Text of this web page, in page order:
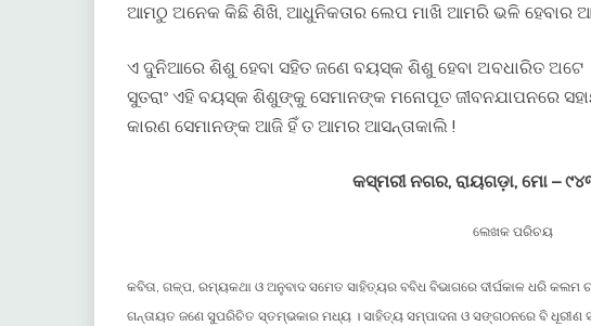
ଆମଠୁ ଅନେକ କିଛି ଶିଖି, ଆଧୁନିକତାର ଲେପ ମାଖି ଆମରି ଭଳି ହେବାର
ଏ ଦୁନିଆରେ ଶିଶୁ ହେବା ସହିତ ଜଣେ ବୟସ୍କ ଶିଶୁ ହେବା ଅବଧାରିତ
ସୁତରାଂ ଏହି ବୟସ୍କ ଶିଶୁଙ୍କୁ ସେମାନଙ୍କ ମନୋପୂତ ଜୀବନଯାପନରେ
କାରଣ ସେମାନଙ୍କ ଆଜି ହିଁ ତ ଆମର ଆସନ୍ତାକାଲି !
କସ୍ମରୀ ନଗର, ରାୟଗଡ଼ା, ମୋ –
ଲେଖକ ପରିଚୟ
କବିତା, ଗଳ୍ପ, ରମ୍ୟକଥା ଓ ଅନୁବାଦ ସମେତ ସାହିତ୍ୟର ବବିଧ ବିଭାଗରେ ଦୀର୍ଘକାଳ ଧରି କଲମ
ଗନ୍ତାୟତ ଜଣେ ସୁପରିଚିତ ସ୍ତମ୍ଭକାର ମଧ୍ୟ । ସାହିତ୍ୟ ସମ୍ପାଦନା ଓ ସଙ୍ଗଠନରେ ବି